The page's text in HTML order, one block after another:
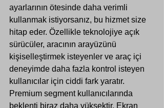
ayarlarının ötesinde daha verimli
kullanmak istiyorsanız, bu hizmet size
hitap eder. Özellikle teknolojiye açık
sürücüler, aracının arayüzünü
kişiselleştirmek isteyenler ve araç içi
deneyimde daha fazla kontrol isteyen
kullanıcılar için ciddi fark yaratır.
Premium segment kullanıcılarında
beklenti biraz daha yüksektir. Ekran